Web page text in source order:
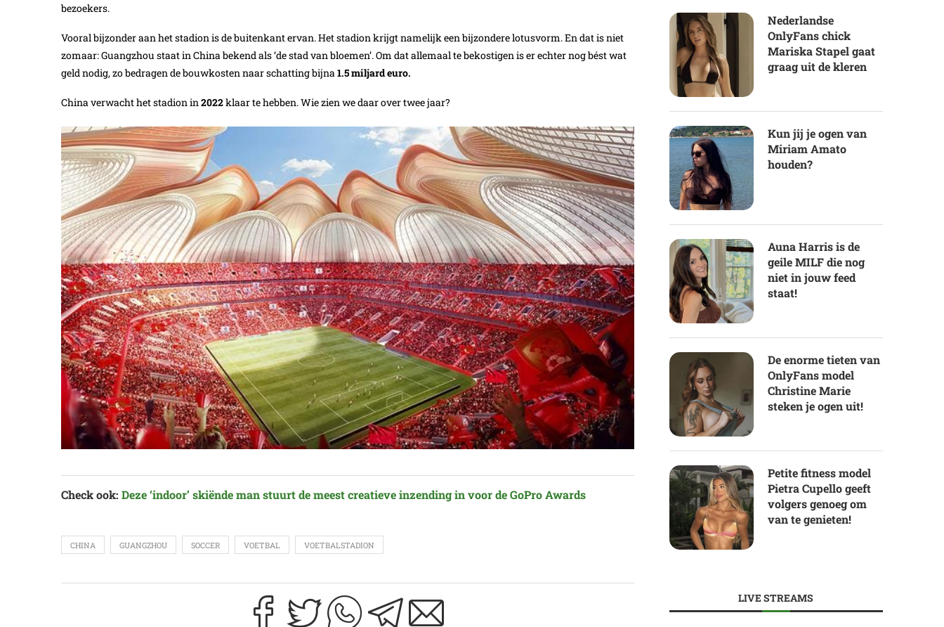
bezoekers.
Vooral bijzonder aan het stadion is de buitenkant ervan. Het stadion krijgt namelijk een bijzondere lotusvorm. En dat is niet
zomaar: Guangzhou staat in China bekend als ‘de stad van bloemen’. Om dat allemaal te bekostigen is er echter nog bést wat
geld nodig, zo bedragen de bouwkosten naar schatting bijna1.5 miljard euro.
China verwacht het stadion in2022klaar te hebben. Wie zien we daar over twee jaar?
Check ook: Deze ‘indoor’ skiënde man stuurt de meest creatieve inzending in voor de GoPro Awards
CHINA GUANGZHOU SOCCER VOETBAL VOETBALSTADION
Nederlandse
OnlyFans chick
Mariska Stapel gaat
graag uit de kleren
Kun jij je ogen van
Miriam Amato
houden?
Auna Harris is de
geile MILF die nog
niet in jouw feed
staat!
De enorme tieten van
OnlyFans model
Christine Marie
steken je ogen uit!
Petite fitness model
Pietra Cupello geeft
volgers genoeg om
van te genieten!
LIVE STREAMS